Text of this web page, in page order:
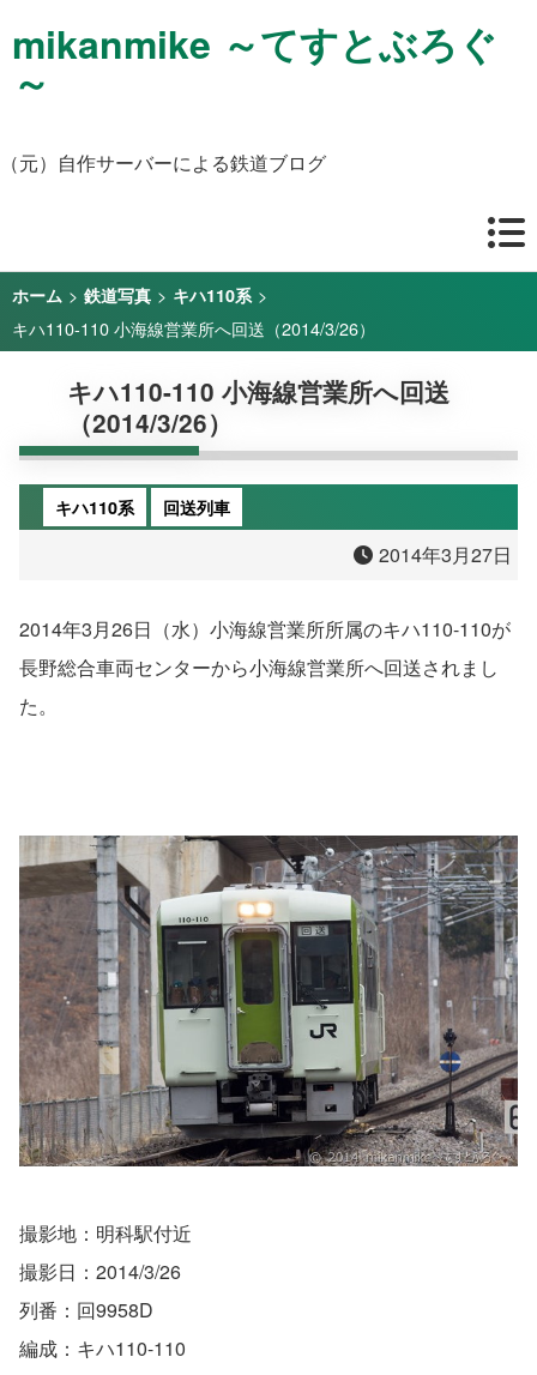
mikanmike ～てすとぶろぐ
～
（元）自作サーバーによる鉄道ブログ
ホーム > 鉄道写真 > キハ110系 >
キハ110-110 小海線営業所へ回送（2014/3/26）
キハ110-110 小海線営業所へ回送
（2014/3/26）
キハ110系 回送列車
2014年3月27日
2014年3月26日（水）小海線営業所所属のキハ110-110が
長野総合車両センターから小海線営業所へ回送されまし
た。
撮影地：明科駅付近
撮影日：2014/3/26
列番：回9958D
編成：キハ110-110